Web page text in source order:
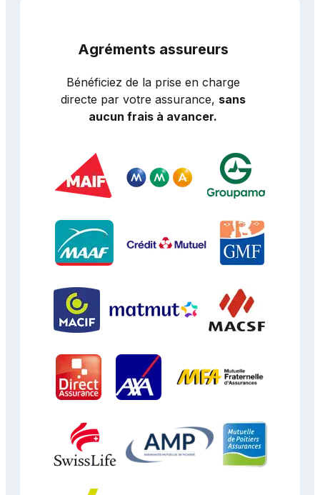
Agréments assureurs
Bénéficiez de la prise en charge
directe par votre assurance, sans
aucun frais à avancer.